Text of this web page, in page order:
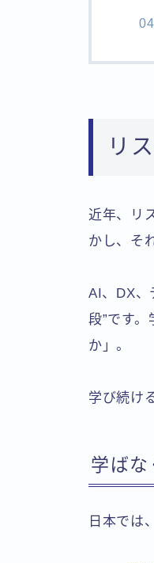
リ
近年、リ
かし、そ
AI、DX、
段”です
か」。
学び続け
学ばな
日本では